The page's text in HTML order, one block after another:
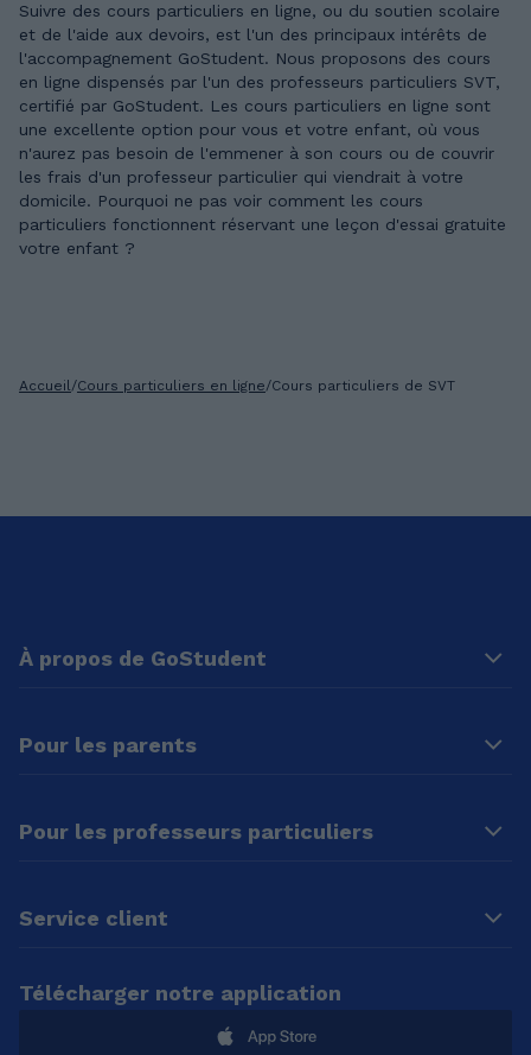
Suivre des cours particuliers en ligne, ou du soutien scolaire
et de l'aide aux devoirs, est l'un des principaux intérêts de
l'accompagnement GoStudent. Nous proposons des cours
en ligne dispensés par l'un des professeurs particuliers SVT,
certifié par GoStudent. Les cours particuliers en ligne sont
une excellente option pour vous et votre enfant, où vous
n'aurez pas besoin de l'emmener à son cours ou de couvrir
les frais d'un professeur particulier qui viendrait à votre
domicile. Pourquoi ne pas voir comment les cours
particuliers fonctionnent réservant une leçon d'essai gratuite
votre enfant ?
Accueil/Cours particuliers en ligne/Cours particuliers de SVT
À propos de GoStudent
Pour les parents
Pour les professeurs particuliers
Service client
Télécharger notre application